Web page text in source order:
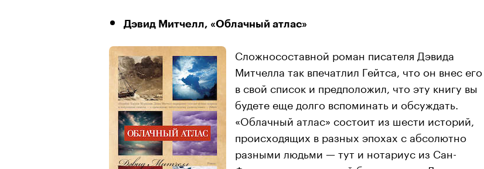
Дэвид Митчелл, «Облачный атлас»
Сложносоставной роман писателя Дэвида
Митчелла так впечатлил Гейтса, что он внес его
в свой список и предположил, что эту книгу вы
будете еще долго вспоминать и обсуждать.
«Облачный атлас» состоит из шести историй,
происходящих в разных эпохах с абсолютно
разными людьми — тут и нотариус из Сан-